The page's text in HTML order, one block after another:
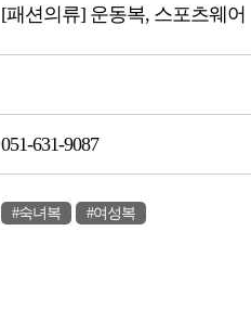
[패션의류] 운동복, 스포츠웨어
051-631-9087
#숙녀복 #여성복